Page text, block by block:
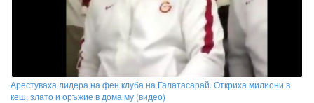
Арестуваха лидера на фен клуба на Галатасарай. Откриха милиони в
кеш, злато и оръжие в дома му (видео)